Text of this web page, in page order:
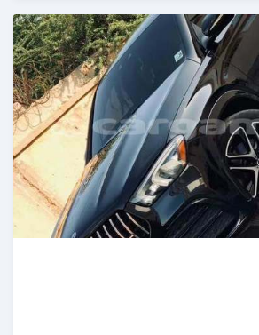
Dougal na niou ko depuis 25 days